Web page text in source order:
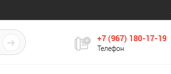
+7 (967) 180-17-19
Телефон